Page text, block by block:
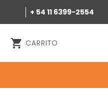
+ 54 11 6399-2554
CARRITO